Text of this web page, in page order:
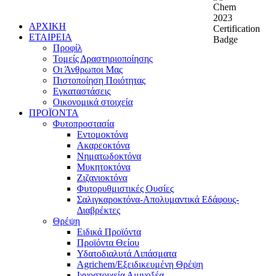
ΑΡΧΙΚΗ
ΕΤΑΙΡΕΙΑ
Προφίλ
Τομείς Δραστηριοποίησης
Οι Άνθρωποι Μας
Πιστοποίηση Ποιότητας
Εγκαταστάσεις
Οικονομικά στοιχεία
ΠΡΟΪΟΝΤΑ
Φυτοπροστασία
Εντομοκτόνα
Ακαρεοκτόνα
Νηματωδοκτόνα
Μυκητοκτόνα
Ζιζανιοκτόνα
Φυτορυθμιστικές Ουσίες
Σαλιγκαροκτόνα-Απολυμαντικά Εδάφους-
Διαβρέκτες
Θρέψη
Ειδικά Προϊόντα
Προϊόντα Θείου
Υδατοδιαλυτά Λιπάσματα
Agrichem/Εξειδικευμένη Θρέψη